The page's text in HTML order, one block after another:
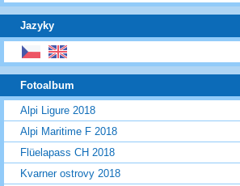
Jazyky
Fotoalbum
Alpi Ligure 2018
Alpi Maritime F 2018
Flüelapass CH 2018
Kvarner ostrovy 2018